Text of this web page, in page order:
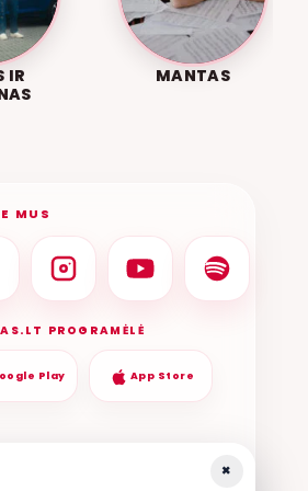
IR
MANTAS
MUS
PROGRAMĖLĖ
Play App Store
×